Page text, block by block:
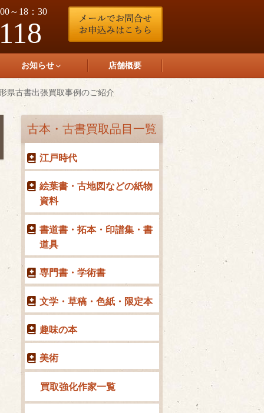
～18：30
お知らせ 店舗概要
県古書出張買取事例のご紹介
古本・古書買取品目一覧
江戸時代
絵葉書・古地図などの紙物
資料
書道書・拓本・印譜集・書
道具
専門書・学術書
文学・草稿・色紙・限定本
趣味の本
美術
買取強化作家一覧